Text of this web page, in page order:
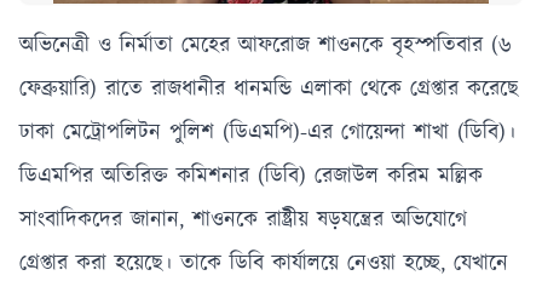
অভিনেত্রী ও নির্মাতা মেহের আফরোজ শাওনকে বৃহস্পতিবার (৬
ফেব্রুয়ারি) রাতে রাজধানীর ধানমন্ডি এলাকা থেকে গ্রেপ্তার করেছে
ঢাকা মেট্রোপলিটন পুলিশ (ডিএমপি)-এর গোয়েন্দা শাখা (ডিবি)।
ডিএমপির অতিরিক্ত কমিশনার (ডিবি) রেজাউল করিম মল্লিক
সাংবাদিকদের জানান, শাওনকে রাষ্ট্রীয় ষড়যন্ত্রের অভিযোগে
গ্রেপ্তার করা হয়েছে। তাকে ডিবি কার্যালয়ে নেওয়া হচ্ছে, যেখানে